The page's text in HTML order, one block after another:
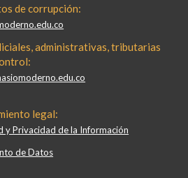
de corrupción:
administrativas, tributarias
legal:
y Privacidad de la Información
de Datos